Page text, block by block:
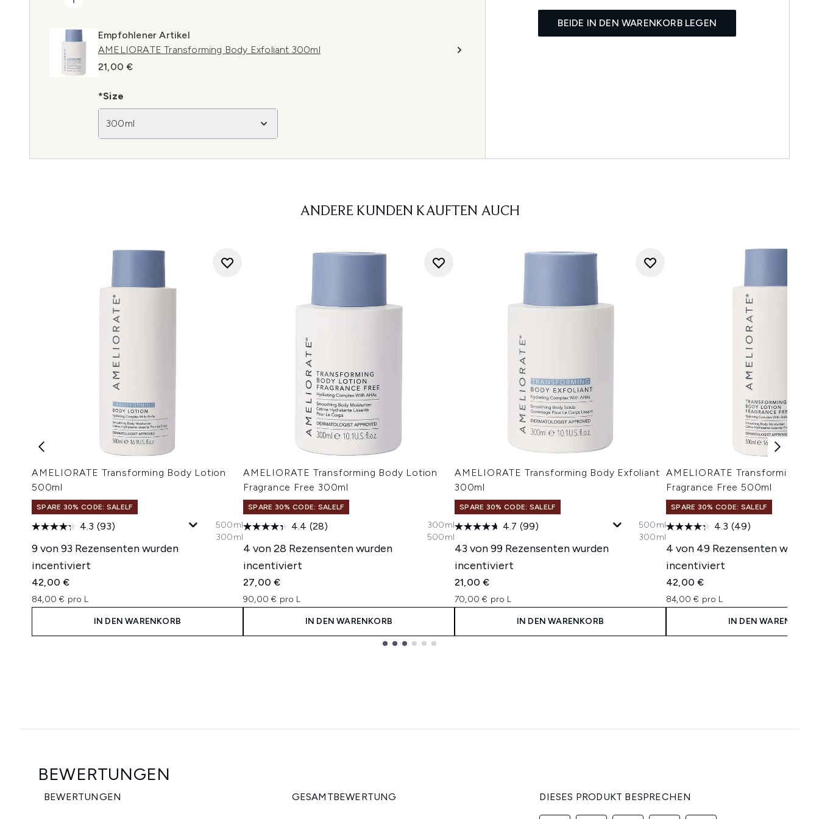
Empfohlener Artikel
AMELIORATE Transforming Body Exfoliant 300ml
21,00 €
*Size
300ml
BEIDE IN DEN WARENKORB LEGEN
ANDERE KUNDEN KAUFTEN AUCH
AMELIORATE Transforming Body Lotion
500ml
SPARE 30% CODE: SALELF
4.3 (93)
9 von 93 Rezensenten wurden
incentiviert
42,00 €
84,00 € pro L
500ml
300ml
IN DEN WARENKORB
AMELIORATE Transforming Body Lotion
Fragrance Free 300ml
SPARE 30% CODE: SALELF
4.4 (28)
4 von 28 Rezensenten wurden
incentiviert
27,00 €
90,00 € pro L
300ml
500ml
IN DEN WARENKORB
AMELIORATE Transforming Body Exfoliant
300ml
SPARE 30% CODE: SALELF
4.7 (99)
43 von 99 Rezensenten wurden
incentiviert
21,00 €
70,00 € pro L
500ml
300ml
IN DEN WARENKORB
AMELIORATE Transforming
Fragrance Free 500ml
SPARE 30% CODE: SALELF
4.3 (49)
4 von 49 Rezensenten wurden
incentiviert
42,00 €
84,00 € pro L
IN DEN WARENKORB